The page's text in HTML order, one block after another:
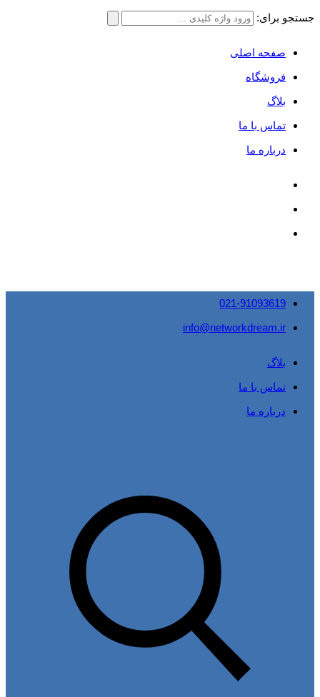
جستجو برای:
صفحه اصلی
فروشگاه
بلاگ
تماس با ما
درباره ما
021-91093619
info@networkdream.ir
بلاگ
تماس با ما
درباره ما